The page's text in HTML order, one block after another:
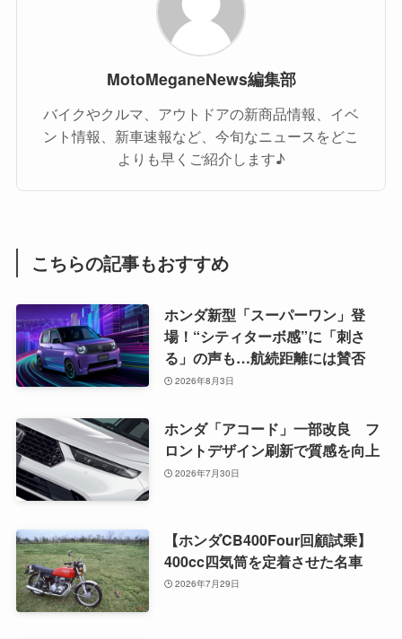
MotoMeganeNews編集部
バイクやクルマ、アウトドアの新商品情報、イベ
ント情報、新車速報など、今旬なニュースをどこ
よりも早くご紹介します♪
こちらの記事もおすすめ
ホンダ新型「スーパーワン」登
場！“シティターボ感”に「刺さ
る」の声も…航続距離には賛否
2026年8月3日
ホンダ「アコード」一部改良 フ
ロントデザイン刷新で質感を向上
2026年7月30日
【ホンダCB400Four回顧試乗】
400cc四気筒を定着させた名車
2026年7月29日